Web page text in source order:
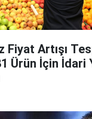
Fiyat Artışı
Ürün İçin İdari